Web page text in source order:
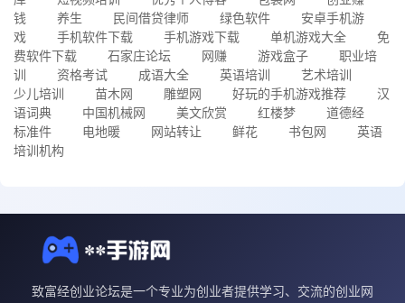
钱
养生 民间借贷律师 绿色软件
安卓手机游
戏
手机软件下载 手机游戏下载 单机游戏大全
免
费软件下载
石家庄论坛 网赚 游戏盒子
职业培
训
资格考试 成语大全 英语培训
艺术培训
少儿培训
苗木网 雕塑网 好玩的手机游戏推荐
汉
语词典
中国机械网 美文欣赏 红楼梦
道德经
标准件
电地暖 网站转让 鲜花 书包网
英语
培训机构
致富经创业论坛是一个专业为创业者提供学习、交流的创业网